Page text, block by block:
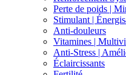
Perte de poids |
Stimulant |
Anti-douleurs
Vitamines |
Anti-Stress |
Éclaircissants